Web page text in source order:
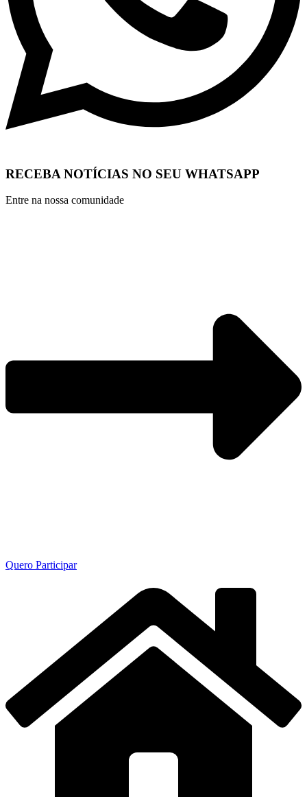
RECEBA NOTÍCIAS NO SEU WHATSAPP
Entre na nossa comunidade
Quero Participar